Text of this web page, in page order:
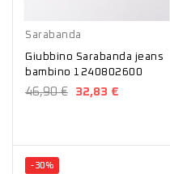
Sarabanda
Giubbino Sarabanda jeans
bambino 1240802600
46,90 € 32,83 €
-30%